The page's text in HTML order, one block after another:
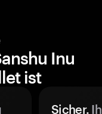
Inu
ist
Sicher.